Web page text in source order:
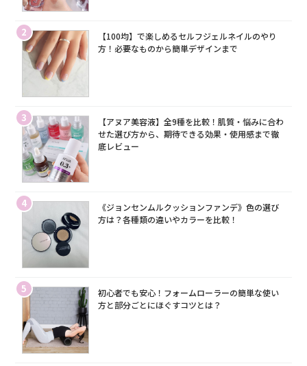
2
【100均】で楽しめるセルフジェルネイルのやり
方！必要なものから簡単デザインまで
3
【アヌア美容液】全9種を比較！肌質・悩みに合わ
せた選び方から、期待できる効果・使用感まで徹
底レビュー
4
《ジョンセンムルクッションファンデ》色の選び
方は？各種類の違いやカラーを比較！
5
初心者でも安心！フォームローラーの簡単な使い
方と部分ごとにほぐすコツとは？